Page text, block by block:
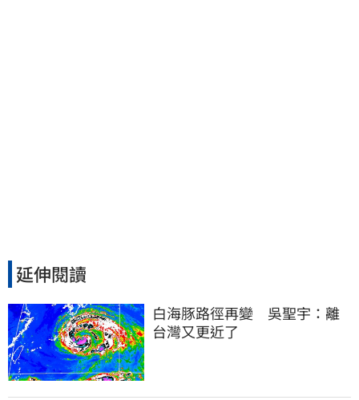
延伸閱讀
白海豚路徑再變　吳聖宇：離
台灣又更近了